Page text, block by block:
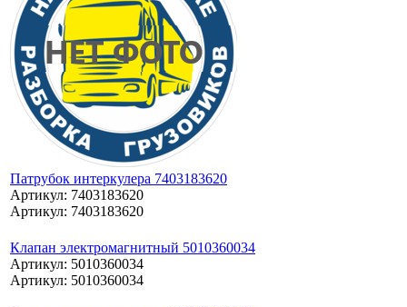
Патрубок интеркулера 7403183620
Артикул: 7403183620
Артикул: 7403183620
Клапан электромагнитный 5010360034
Артикул: 5010360034
Артикул: 5010360034